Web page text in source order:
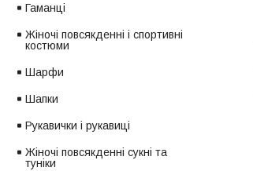
Гаманці
Жіночі повсякденні і спортивні
костюми
Шарфи
Шапки
Рукавички і рукавиці
Жіночі повсякденні сукні та
туніки